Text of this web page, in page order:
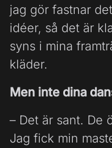
jag gör fastnar
idéer, så det är
syns i mina
kläder.
Men inte dina
– Det är sant. De
Jag fick min